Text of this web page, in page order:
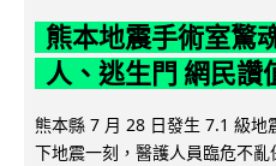
熊本地震手術室驚
人、逃生門 網民讚
熊本縣 7 月 28 日發生 7.1 級地
下地震一刻，醫護人員臨危不